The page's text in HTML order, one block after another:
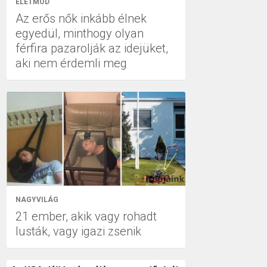
ÉLETMÓD
Az erős nők inkább élnek
egyedül, minthogy olyan
férfira pazarolják az idejüket,
aki nem érdemli meg
NAGYVILÁG
21 ember, akik vagy rohadt
lusták, vagy igazi zsenik